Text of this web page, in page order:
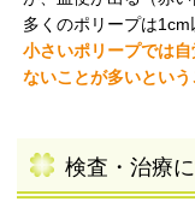
多くのポリープは1cm
小さいポリープでは
ないことが多いとい
検査・治療